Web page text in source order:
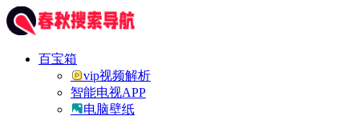
百宝箱
vip视频解析
智能电视APP
电脑壁纸